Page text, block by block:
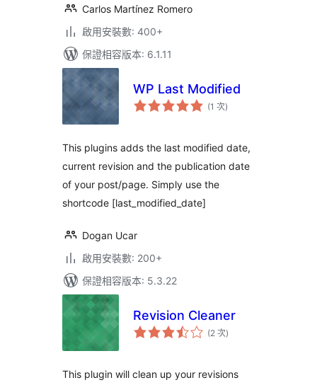
Carlos Martínez Romero
啟用安裝數: 400+
保證相容版本: 6.1.11
WP Last Modified
(1 次評
分)
This plugins adds the last modified date,
current revision and the publication date
of your post/page. Simply use the
shortcode [last_modified_date]
Dogan Ucar
啟用安裝數: 200+
保證相容版本: 5.3.22
Revision Cleaner
(2 次評
分)
This plugin will clean up your revisions